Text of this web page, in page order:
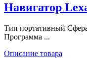
Навигатор
Тип портативный
Программа ...
Описание товара